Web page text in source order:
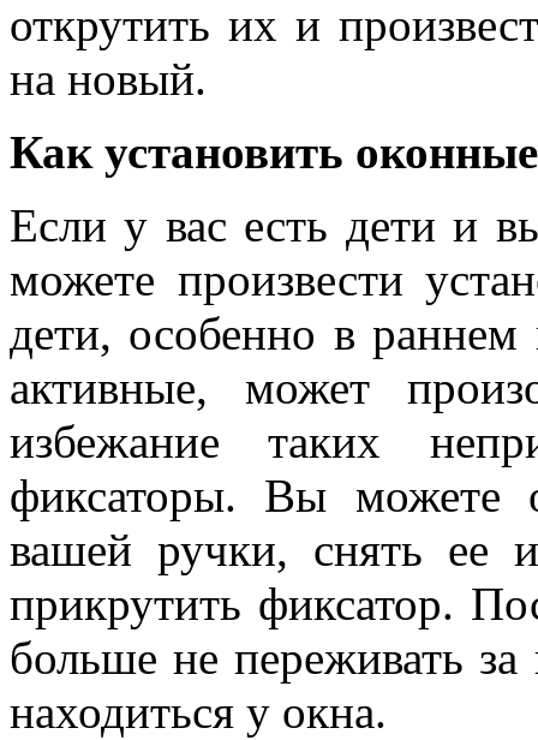
открутить их и
на новый.
Как установить
Если у вас есть дети и
можете произвести
дети, особенно в
активные, может
избежание таких
фиксаторы. Вы можете
вашей ручки, снять ее
прикрутить фиксатор.
больше не переживать за
находиться у окна.